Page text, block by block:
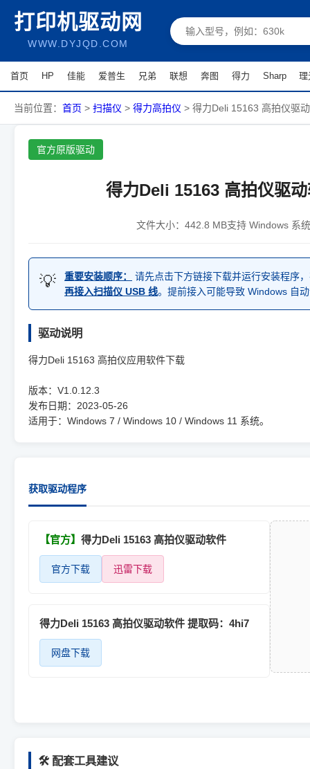
打印机驱动网
WWW.DYJQD.COM
首页 HP 佳能 爱普生 兄弟 联想 奔图 得力 Sharp 理
当前位置： 首页 > 扫描仪 > 得力高拍仪 > 得力Deli 15163 高拍仪驱
官方原版驱动
得力Deli 15163 高拍仪驱
文件大小：442.8 MB支持 Windows 系统
💡 重要安装顺序：
请先点击下方链接下载并运行安装程序
再接入扫描仪 USB 线。提前接入可能导致 Windows 自
驱动说明
得力Deli 15163 高拍仪应用软件下载
版本：V1.0.12.3
发布日期：2023-05-26
适用于：Windows 7 / Windows 10 / Windows 11 系统。
获取驱动程序
【官方】 得力Deli 15163 高拍仪驱动软件
官方下载 迅雷下载
得力Deli 15163 高拍仪驱动软件 提取码：4hi7
网盘下载
🛠️ 配套工具建议